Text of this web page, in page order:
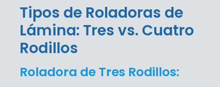
Tipos de Roladoras de
Lámina: Tres vs. Cuatro
Rodillos
Roladora de Tres Rodillos: